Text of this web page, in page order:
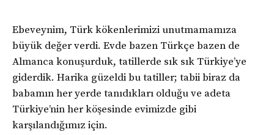
Ebeveynim, Türk kökenlerimizi unutmamamıza
büyük değer verdi. Evde bazen Türkçe bazen de
Almanca konuşurduk, tatillerde sık sık Türkiye’ye
giderdik. Harika güzeldi bu tatiller; tabii biraz da
babamın her yerde tanıdıkları olduğu ve adeta
Türkiye’nin her köşesinde evimizde gibi
karşılandığımız için.